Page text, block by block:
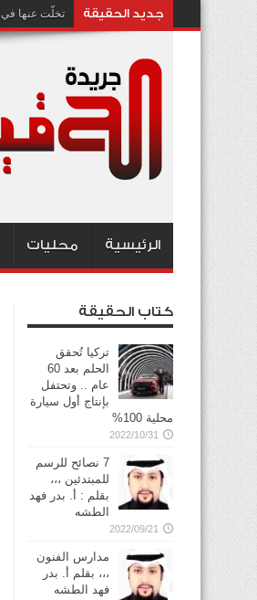
جديد الحقيقة تخلّت عنها في 2021.. ميتا تعيد إحياء تقنية تثير الجدل بشأن انتهاك الخصوصية
الرئيسية محليات
كتاب الحقيقة
تركيا تُحقق
الحلم بعد 60
عام .. وتحتفل
بإنتاج أول سيارة
محلية 100%
2022/10/31
7 نصائح للرسم
للمبتدئين ،،،
بقلم : أ. بدر فهد
الطشه
2022/09/21
مدارس الفنون
،،، بقلم أ. بدر
فهد الطشه